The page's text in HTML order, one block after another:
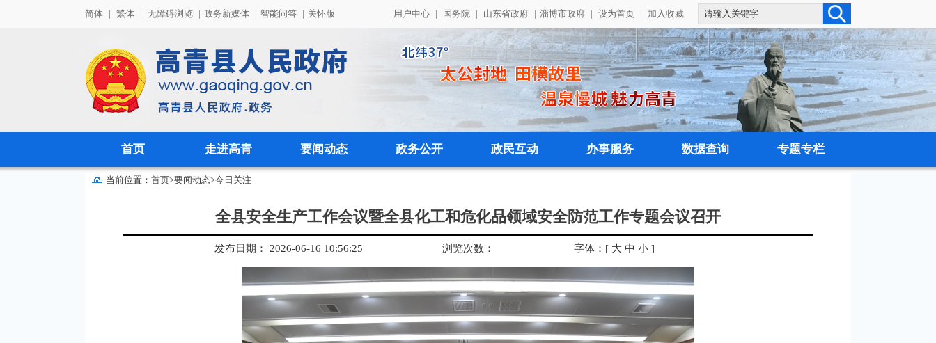
简体 | 繁体 | 无障碍浏览 | 政务新媒体 | 智能问答 | 关怀版 用户中心 | 国务院 | 山东省政府 | 淄博市政府 | 设为首页 | 加入收藏
首页 走进高青 要闻动态 政务公开 政民互动 办事服务 数据查询 专题专栏
当前位置： 首页>要闻动态>今日关注
全县安全生产工作会议暨全县化工和危化品领域安全防范工作专题会议召开
发布日期： 2026-06-16 10:56:25 浏览次数： 字体： [ 大 中 小]